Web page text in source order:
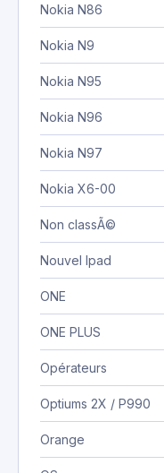
Nokia N86
Nokia N9
Nokia N95
Nokia N96
Nokia N97
Nokia X6-00
Non classÃ©
Nouvel Ipad
ONE
ONE PLUS
Opérateurs
Optiums 2X / P990
Orange